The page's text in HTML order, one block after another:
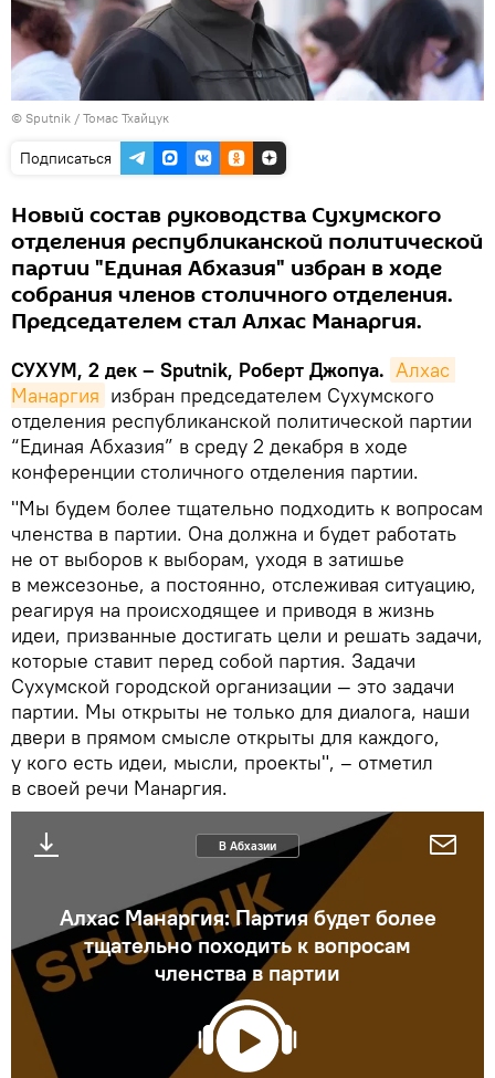
© Sputnik / Томас Тхайцук
Подписаться
Новый состав руководства Сухумского
отделения республиканской политической
партии "Единая Абхазия" избран в ходе
собрания членов столичного отделения.
Председателем стал Алхас Манаргия.
СУХУМ, 2 дек – Sputnik, Роберт Джопуа. Алхас
Манаргия избран председателем Сухумского
отделения республиканской политической партии
“Единая Абхазия” в среду 2 декабря в ходе
конференции столичного отделения партии.
"Мы будем более тщательно подходить к вопросам
членства в партии. Она должна и будет работать
не от выборов к выборам, уходя в затишье
в межсезонье, а постоянно, отслеживая ситуацию,
реагируя на происходящее и приводя в жизнь
идеи, призванные достигать цели и решать задачи,
которые ставит перед собой партия. Задачи
Сухумской городской организации — это задачи
партии. Мы открыты не только для диалога, наши
двери в прямом смысле открыты для каждого,
у кого есть идеи, мысли, проекты", – отметил
в своей речи Манаргия.
В Абхазии
Алхас Манаргия: Партия будет более
тщательно походить к вопросам
членства в партии